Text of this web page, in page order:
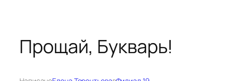
Прощай, Букварь!